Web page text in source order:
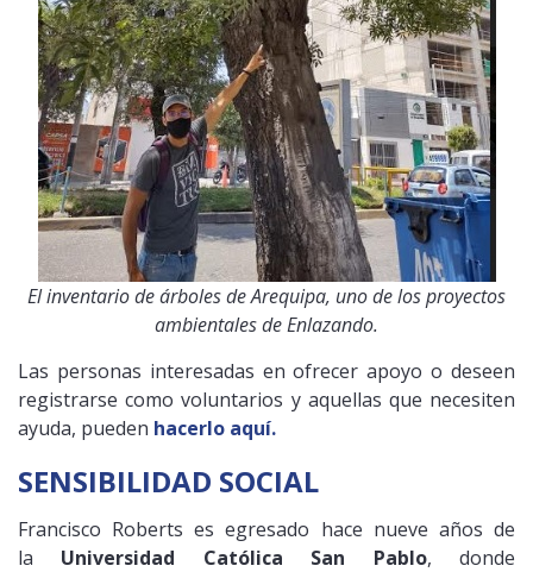
El inventario de árboles de Arequipa, uno de los proyectos
ambientales de Enlazando.
Las personas interesadas en ofrecer apoyo o deseen
registrarse como voluntarios y aquellas que necesiten
ayuda, pueden hacerlo aquí.
SENSIBILIDAD SOCIAL
Francisco Roberts es egresado hace nueve años de
la Universidad Católica San Pablo, donde